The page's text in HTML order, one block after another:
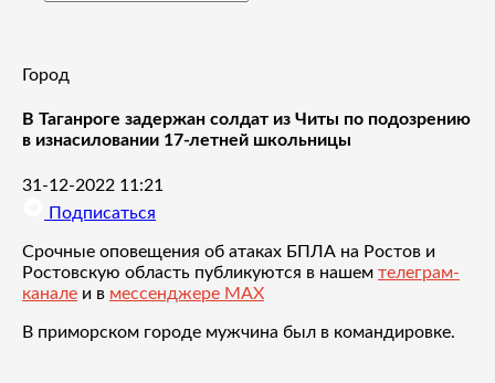
Город
В Таганроге задержан солдат из Читы по подозрению
в изнасиловании 17-летней школьницы
31-12-2022 11:21
Подписаться
Срочные оповещения об атаках БПЛА на Ростов и
Ростовскую область публикуются в нашем телеграм-
канале и в мессенджере MAX
В приморском городе мужчина был в командировке.